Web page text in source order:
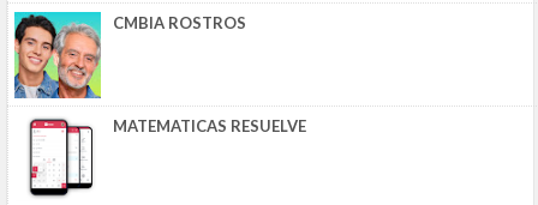
CMBIA ROSTROS
MATEMATICAS RESUELVE